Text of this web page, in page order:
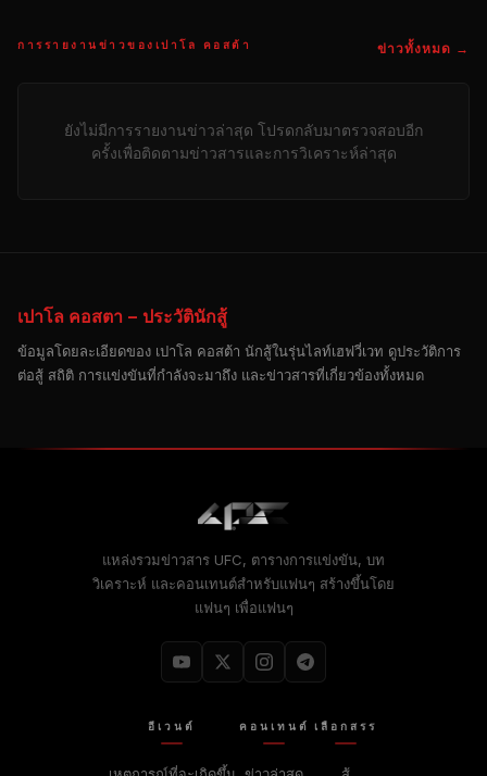
การรายงานข่าวของเปาโล คอสต้า ข่าวทั้งหมด →
ยังไม่มีการรายงานข่าวล่าสุด โปรดกลับมาตรวจสอบอีก
ครั้งเพื่อติดตามข่าวสารและการวิเคราะห์ล่าสุด
เปาโล คอสตา – ประวัตินักสู้
ข้อมูลโดยละเอียดของ เปาโล คอสต้า นักสู้ในรุ่นไลท์เฮฟวี่เวท ดูประวัติการ
ต่อสู้ สถิติ การแข่งขันที่กำลังจะมาถึง และข่าวสารที่เกี่ยวข้องทั้งหมด
แหล่งรวมข่าวสาร UFC, ตารางการแข่งขัน, บท
วิเคราะห์ และคอนเทนต์สำหรับแฟนๆ สร้างขึ้นโดย
แฟนๆ เพื่อแฟนๆ
อีเวนต์ คอนเทนต์ เลือกสรร